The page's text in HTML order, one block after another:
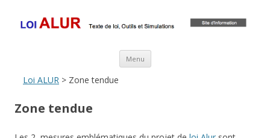
Loi ALUR
ALUR
Menu Aller au contenu principal
Loi ALUR > Zone tendue
Zone tendue